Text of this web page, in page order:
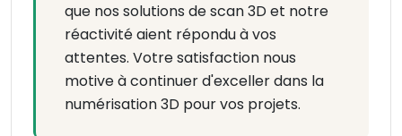
que nos solutions de scan 3D et notre
réactivité aient répondu à vos
attentes. Votre satisfaction nous
motive à continuer d'exceller dans la
numérisation 3D pour vos projets.